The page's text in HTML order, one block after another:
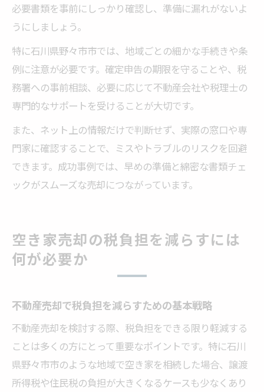
必要書類を事前にしっかり確認し、準備に漏れがないよ
うにしましょう。
特に石川県野々市市では、地域ごとの細かな手続きや条
例に注意が必要です。確定申告の期限を守ることや、税
務署への事前相談、必要に応じて不動産会社や税理士の
専門的なサポートを受けることが大切です。
また、ネット上の情報だけで判断せず、実際の窓口や専
門家に確認することで、ミスやトラブルのリスクを回避
できます。成功事例では、早めの準備と綿密な書類チェ
ックがスムーズな売却につながっています。
空き家売却の税負担を減らすには
何が必要か
不動産売却で税負担を減らすための基本戦略
不動産売却を検討する際、税負担をできる限り軽減する
ことは多くの方にとって重要なポイントです。特に石川
県野々市市のような地域で空き家を相続した場合、譲渡
所得税や住民税の負担が大きくなるケースも少なくあり